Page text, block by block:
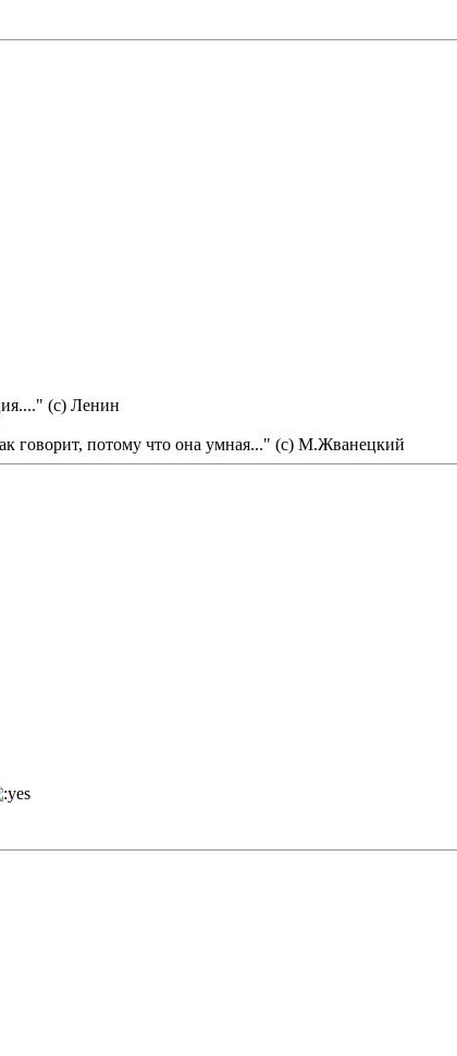
(с) Ленин
говорит, потому что она умная..." (с) М.Жванецкий